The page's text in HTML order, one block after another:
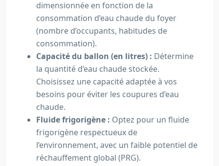
dimensionnée en fonction de la
consommation d’eau chaude du foyer
(nombre d’occupants, habitudes de
consommation).
Capacité du ballon (en litres) : Détermine
la quantité d’eau chaude stockée.
Choisissez une capacité adaptée à vos
besoins pour éviter les coupures d’eau
chaude.
Fluide frigorigène : Optez pour un fluide
frigorigène respectueux de
l’environnement, avec un faible potentiel de
réchauffement global (PRG).